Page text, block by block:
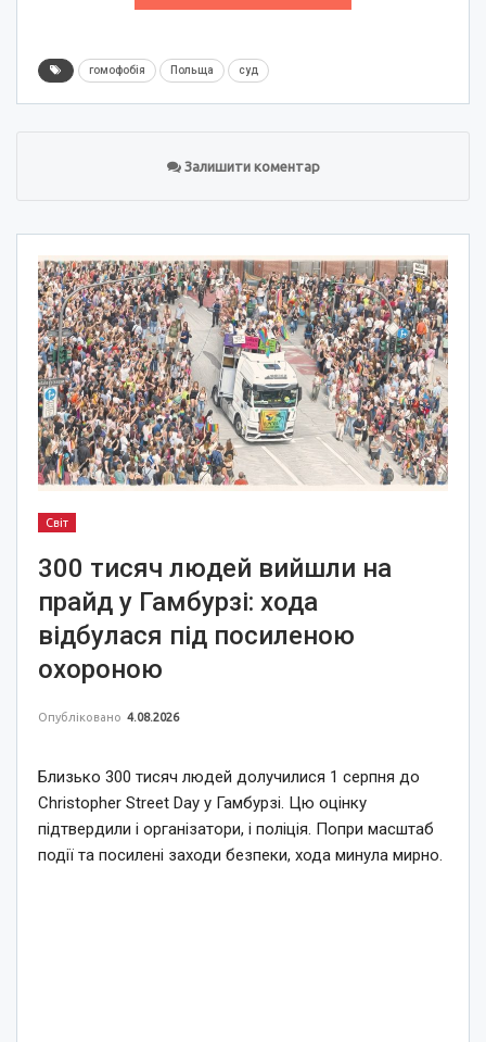
гомофобія Польща суд
Залишити коментар
Світ
300 тисяч людей вийшли на
прайд у Гамбурзі: хода
відбулася під посиленою
охороною
Опубліковано 4.08.2026
Близько 300 тисяч людей долучилися 1 серпня до
Christopher Street Day у Гамбурзі. Цю оцінку
підтвердили і організатори, і поліція. Попри масштаб
події та посилені заходи безпеки, хода минула мирно.